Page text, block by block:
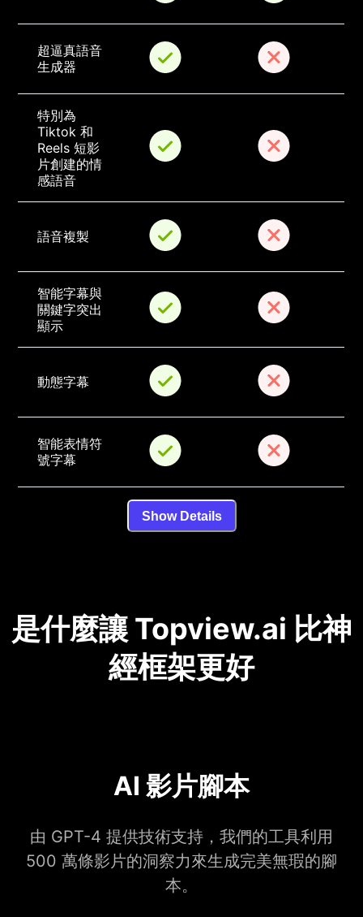
超逼真語音
生成器
特別為
Tiktok 和
Reels 短影
片創建的情
感語音
語音複製
智能字幕與
關鍵字突出
顯示
動態字幕
智能表情符
號字幕
Show Details
是什麼讓 Topview.ai 比神
經框架更好
AI 影片腳本
由 GPT-4 提供技術支持，我們的工具利用
500 萬條影片的洞察力來生成完美無瑕的腳
本。